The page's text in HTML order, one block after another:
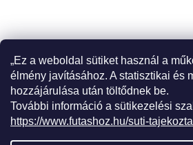
„Ez a weboldal sütiket használ a
élmény javításához. A statisztikai és
hozzájárulása után töltődnek be.
További információ a sütikezelési
https://www.futashoz.hu/suti-